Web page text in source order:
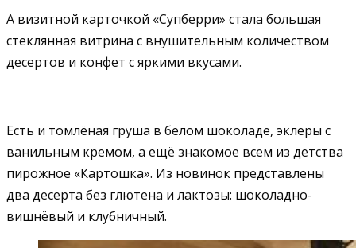
А визитной карточкой «Супберри» стала большая
стеклянная витрина с внушительным количеством
десертов и конфет с яркими вкусами.
Есть и томлёная груша в белом шоколаде, эклеры с
ванильным кремом, а ещё знакомое всем из детства
пирожное «Картошка». Из новинок представлены
два десерта без глютена и лактозы: шоколадно-
вишнёвый и клубничный.